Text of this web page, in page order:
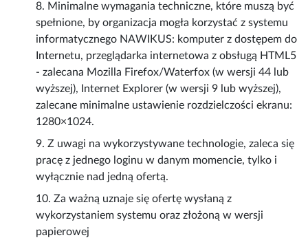
8. Minimalne wymagania techniczne, które muszą być
spełnione, by organizacja mogła korzystać z systemu
informatycznego NAWIKUS: komputer z dostępem do
Internetu, przeglądarka internetowa z obsługą HTML5
- zalecana Mozilla Firefox/Waterfox (w wersji 44 lub
wyższej), Internet Explorer (w wersji 9 lub wyższej),
zalecane minimalne ustawienie rozdzielczości ekranu:
1280×1024.
9. Z uwagi na wykorzystywane technologie, zaleca się
pracę z jednego loginu w danym momencie, tylko i
wyłącznie nad jedną ofertą.
10. Za ważną uznaje się ofertę wysłaną z
wykorzystaniem systemu oraz złożoną w wersji
papierowej